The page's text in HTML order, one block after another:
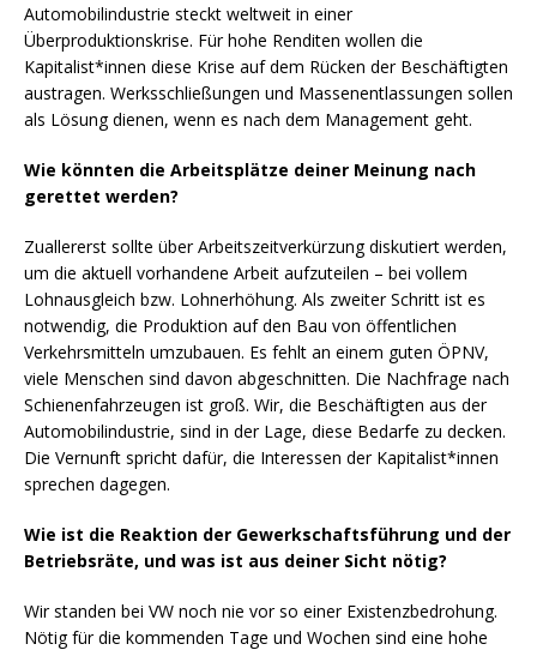
Automobilindustrie steckt weltweit in einer
Überproduktionskrise. Für hohe Renditen wollen die
Kapitalist*innen diese Krise auf dem Rücken der Beschäftigten
austragen. Werksschließungen und Massenentlassungen sollen
als Lösung dienen, wenn es nach dem Management geht.
Wie könnten die Arbeitsplätze deiner Meinung nach
gerettet werden?
Zuallererst sollte über Arbeitszeitverkürzung diskutiert werden,
um die aktuell vorhandene Arbeit aufzuteilen – bei vollem
Lohnausgleich bzw. Lohnerhöhung. Als zweiter Schritt ist es
notwendig, die Produktion auf den Bau von öffentlichen
Verkehrsmitteln umzubauen. Es fehlt an einem guten ÖPNV,
viele Menschen sind davon abgeschnitten. Die Nachfrage nach
Schienenfahrzeugen ist groß. Wir, die Beschäftigten aus der
Automobilindustrie, sind in der Lage, diese Bedarfe zu decken.
Die Vernunft spricht dafür, die Interessen der Kapitalist*innen
sprechen dagegen.
Wie ist die Reaktion der Gewerkschaftsführung und der
Betriebsräte, und was ist aus deiner Sicht nötig?
Wir standen bei VW noch nie vor so einer Existenzbedrohung.
Nötig für die kommenden Tage und Wochen sind eine hohe